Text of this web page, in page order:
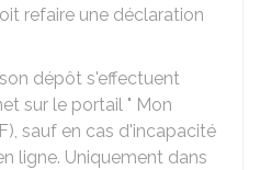
refaire une déclaration
dépôt s'effectuent
sur le portail " Mon
sauf en cas d'incapacité
ligne. Uniquement dans